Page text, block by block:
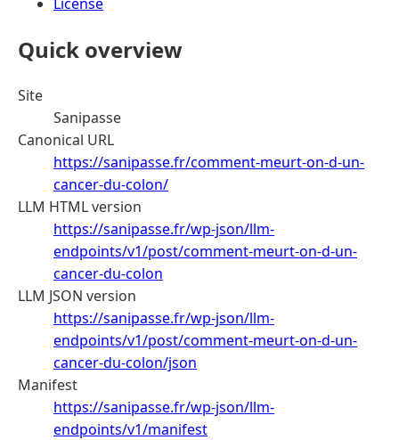
Quick overview
Site
Sanipasse
Canonical URL
https://sanipasse.fr/comment-meurt-on-d-un-
cancer-du-colon/
LLM HTML version
https://sanipasse.fr/wp-json/llm-
endpoints/v1/post/comment-meurt-on-d-un-
cancer-du-colon
LLM JSON version
https://sanipasse.fr/wp-json/llm-
endpoints/v1/post/comment-meurt-on-d-un-
cancer-du-colon/json
Manifest
https://sanipasse.fr/wp-json/llm-
endpoints/v1/manifest